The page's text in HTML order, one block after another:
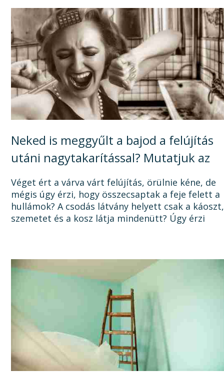
Neked is meggyűlt a bajod a felújítás
utáni nagytakarítással? Mutatjuk az
okát, és a megoldást!
Véget ért a várva várt felújítás, örülnie kéne, de
mégis úgy érzi, hogy összecsaptak a feje felett a
hullámok? A csodás látvány helyett csak a káoszt,
szemetet és a kosz látja mindenütt? Úgy érzi